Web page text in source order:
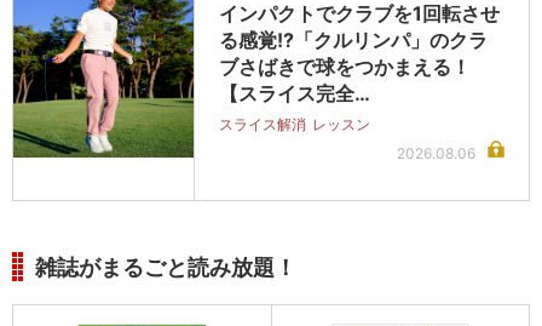
インパクトでクラブを1回転させ
る感覚!?「クルリンパ」のクラ
ブさばきで球をつかまえる！
【スライス完全…
スライス解消 レッスン
2026.08.06
雑誌がまるごと読み放題！